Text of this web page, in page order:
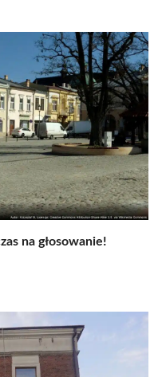
na głosowanie!